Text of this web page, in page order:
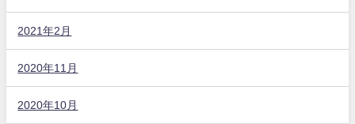
2021年2月
2020年11月
2020年10月